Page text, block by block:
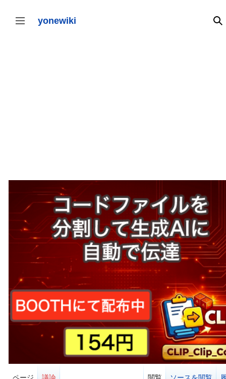
テ
サイドバーの切り替え yonewiki 検
ページ 議論 閲覧 ソースを閲覧